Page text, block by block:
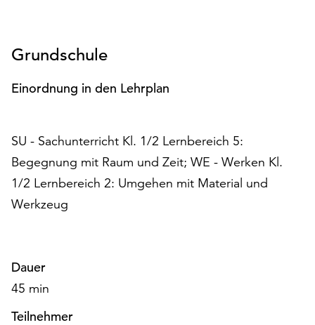
Dafür
Ihnen
der
Seite
die
Schaltfläche
„Cookie-
Einstellungen“
Funktionale
werden
auch
Grundschule
Einordnung in den Lehrplan
SU - Sachunterricht Kl. 1/2 Lernbereich 5:
Begegnung mit Raum und Zeit; WE - Werken Kl.
1/2 Lernbereich 2: Umgehen mit Material und
Werkzeug
Dauer
45 min
Teilnehmer